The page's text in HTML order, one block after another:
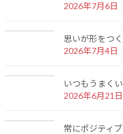
2026年7月6日
思いが形をつく
2026年7月4日
いつもうまく
2026年6月21日
常にポジティ